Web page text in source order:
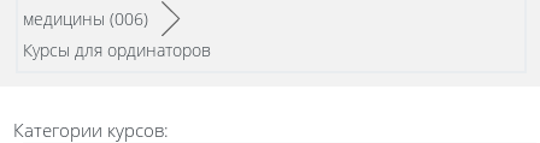
медицины (006)
/►
Курсы для ординаторов
Категории курсов: